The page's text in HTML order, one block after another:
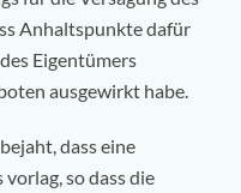
Anhaltspunkte dafür
Eigentümers
ausgewirkt habe.
dass eine
so dass die